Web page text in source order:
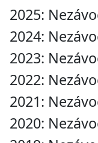
2025:
2024:
2023:
2022:
2021:
2020: